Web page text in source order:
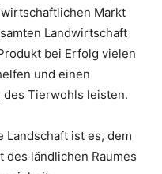
Markt
Landwirtschaft
bei Erfolg vielen
und einen
Tierwohls leisten.
Landschaft ist es, dem
des ländlichen Raumes